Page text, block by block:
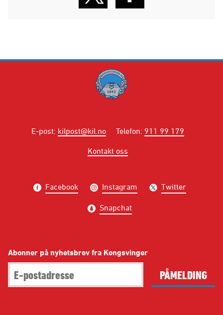
E-post: kilpost@kil.no Telefon: 911 99 179
Kontakt oss
Facebook Instagram Twitter
Snapchat
Abonner på nyhetsbrev fra Kongsvinger
PÅMELDING